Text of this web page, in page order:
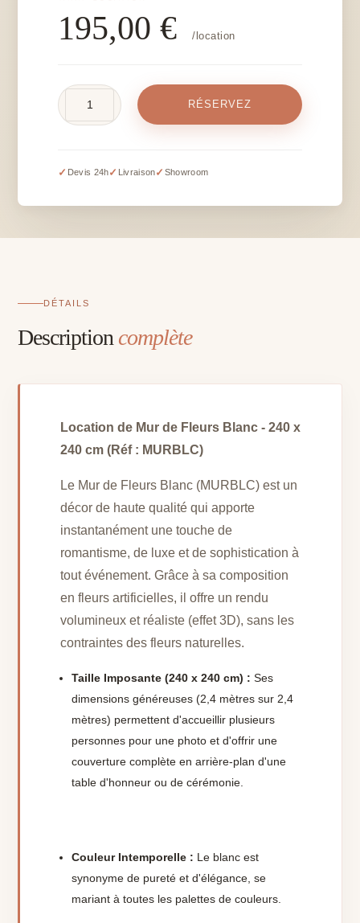
195,00€ /location
fleurs
-
RÉSERVEZ
✓ Devis 24h✓ Livraison✓ Showroom
DÉTAILS
Description complète
Location de Mur de Fleurs Blanc - 240 x
240 cm (Réf : MURBLC)
Le Mur de Fleurs Blanc (MURBLC) est un
décor de haute qualité qui apporte
instantanément une touche de
romantisme, de luxe et de sophistication à
tout événement. Grâce à sa composition
en fleurs artificielles, il offre un rendu
volumineux et réaliste (effet 3D), sans les
contraintes des fleurs naturelles.
Taille Imposante (240 x 240 cm) : Ses
dimensions généreuses (2,4 mètres sur 2,4
mètres) permettent d'accueillir plusieurs
personnes pour une photo et d'offrir une
couverture complète en arrière-plan d'une
table d'honneur ou de cérémonie.
Couleur Intemporelle : Le blanc est
synonyme de pureté et d'élégance, se
mariant à toutes les palettes de couleurs.